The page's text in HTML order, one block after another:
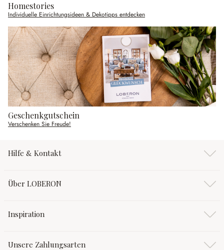
Homestories
Individuelle Einrichtungsideen & Dekotipps entdecken
Geschenkgutschein
Verschenken Sie Freude!
Hilfe & Kontakt
Über LOBERON
Inspiration
Unsere Zahlungsarten